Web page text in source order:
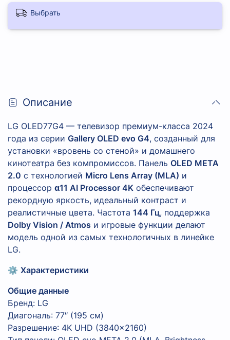
Выбрать
Описание
LG OLED77G4 — телевизор премиум-класса 2024
года из серии Gallery OLED evo G4, созданный для
установки «вровень со стеной» и домашнего
кинотеатра без компромиссов. Панель OLED META
2.0 с технологией Micro Lens Array (MLA) и
процессор α11 AI Processor 4K обеспечивают
рекордную яркость, идеальный контраст и
реалистичные цвета. Частота 144 Гц, поддержка
Dolby Vision / Atmos и игровые функции делают
модель одной из самых технологичных в линейке
LG.
⚙️ Характеристики
Общие данные
Бренд: LG
Диагональ: 77″ (195 см)
Разрешение: 4K UHD (3840×2160)